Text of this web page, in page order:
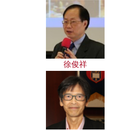
徐俊祥